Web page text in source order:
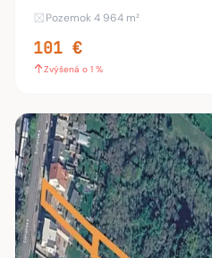
nachádza stavba rodinného
Pozemok 4 964 m²
101 €
Zvýšená o 1 %